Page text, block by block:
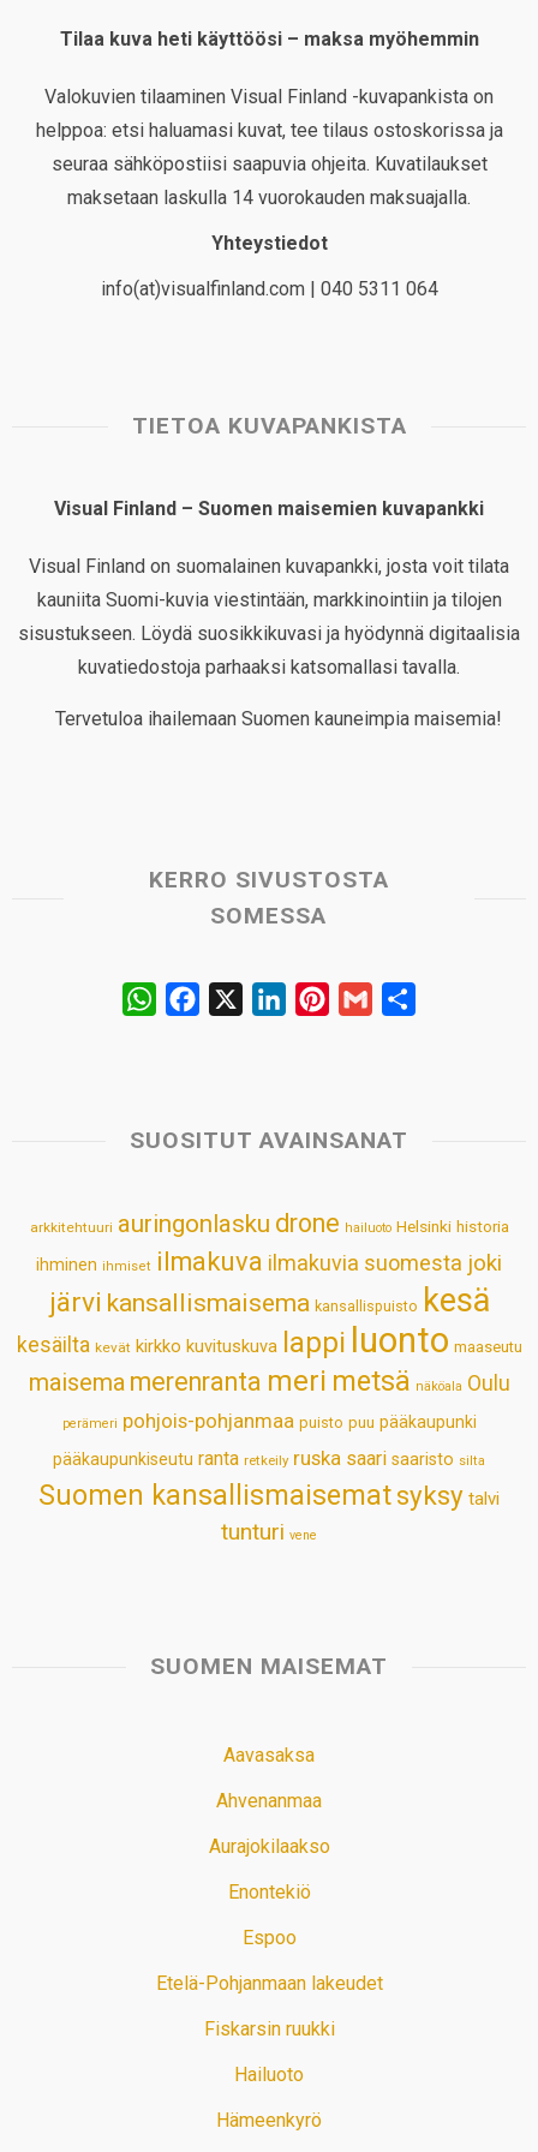
Tilaa kuva heti käyttöösi – maksa myöhemmin
Valokuvien tilaaminen Visual Finland -kuvapankista on
helppoa: etsi haluamasi kuvat, tee tilaus ostoskorissa ja
seuraa sähköpostiisi saapuvia ohjeita. Kuvatilaukset
maksetaan laskulla 14 vuorokauden maksuajalla.
Yhteystiedot
info(at)visualfinland.com | 040 5311 064
TIETOA KUVAPANKISTA
Visual Finland – Suomen maisemien kuvapankki
Visual Finland on suomalainen kuvapankki, josta voit tilata
kauniita Suomi-kuvia viestintään, markkinointiin ja tilojen
sisustukseen. Löydä suosikkikuvasi ja hyödynnä digitaalisia
kuvatiedostoja parhaaksi katsomallasi tavalla.
Tervetuloa ihailemaan Suomen kauneimpia maisemia!
KERRO SIVUSTOSTA
SOMESSA
W
s
p
b
k
e
n
e
s
t
l
SUOSITUT AVAINSANAT
arkkitehtuuri auringonlasku drone hailuoto Helsinki historia
ihminen ihmiset ilmakuva ilmakuvia suomesta joki
järvi kansallismaisema kansallispuisto kesä
kesäilta kevät kirkko kuvituskuva lappi luonto maaseutu
maisema merenranta meri metsä näköala Oulu
perämeri pohjois-pohjanmaa puisto puu pääkaupunki
pääkaupunkiseutu ranta retkeily ruska saari saaristo silta
Suomen kansallismaisematsyksy talvi
tunturi vene
SUOMEN MAISEMAT
Aavasaksa
Ahvenanmaa
Aurajokilaakso
Enontekiö
Espoo
Etelä-Pohjanmaan lakeudet
Fiskarsin ruukki
Hailuoto
Hämeenkyrö